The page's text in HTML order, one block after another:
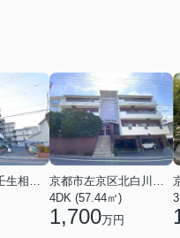
4DK (57.44㎡)
1,700万円